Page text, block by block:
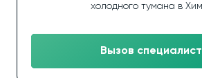
холодного тумана в
Вызов